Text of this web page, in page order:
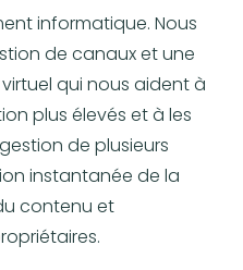
informatique. Nous
de canaux et une
qui nous aident à
plus élevés et à les
de plusieurs
instantanée de la
contenu et